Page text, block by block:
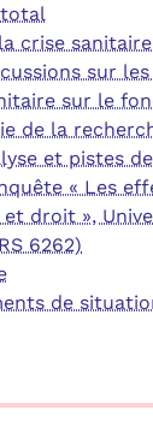
total
crise
sur
sur le
de la
et pistes
« Les
et droit »,
6262)
de